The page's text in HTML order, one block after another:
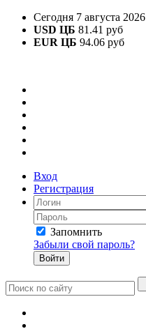
Сегодня 7 августа 2026
USD ЦБ 81.41 руб
EUR ЦБ 94.06 руб
Вход
Регистрация
Запомнить
Забыли свой пароль?